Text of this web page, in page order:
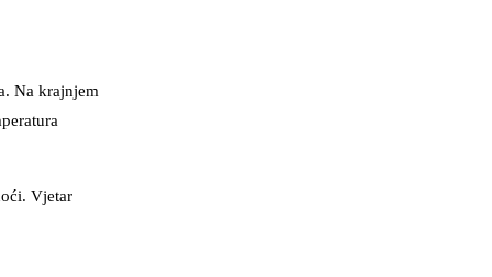
Na krajnjem
Vjetar